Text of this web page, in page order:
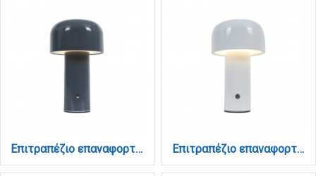
Επιτραπέζιο επαναφορτιζόμενο φωτιστικό 3000K σε γκρί απόχρωση (3036-Gray) Επιτραπέζιο επαναφορτιζόμενο φωτιστικό 3000K σε λευκή απόχρωση (3036-White)